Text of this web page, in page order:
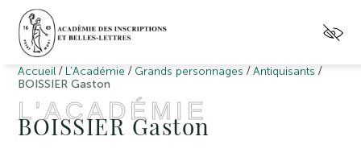
Accueil / L’Académie / Grands personnages /Antiquisants /
BOISSIER Gaston
L'ACADÉMIE
BOISSIER Gaston